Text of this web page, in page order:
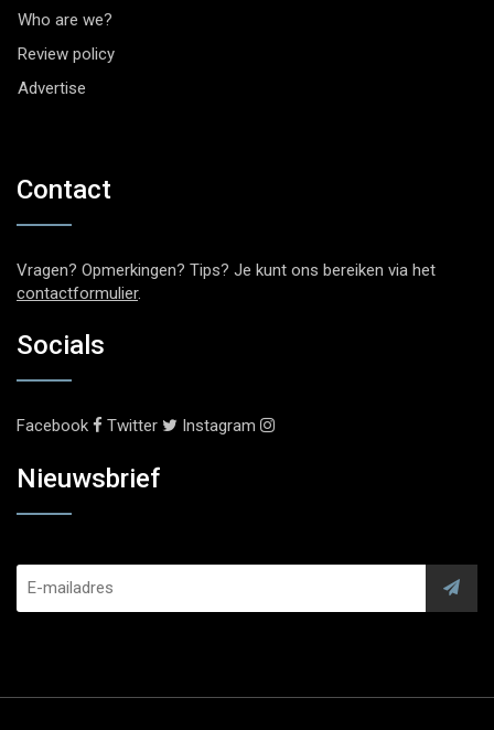
Who are we?
Review policy
Advertise
Contact
Vragen? Opmerkingen? Tips? Je kunt ons bereiken via het
contactformulier.
Socials
Facebook Twitter Instagram
Nieuwsbrief